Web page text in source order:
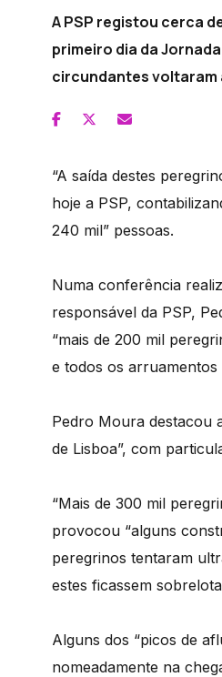
A PSP registou cerca
primeiro dia da
circundantes voltaram
“A saída destes
hoje a PSP,
240 mil” pessoas.
Numa conferência
responsável da PSP,
“mais de 200 mil
e todos os arruamentos
Pedro Moura destacou
de Lisboa”, com
“Mais de 300 mil
provocou “alguns
peregrinos tentaram
estes ficassem
Alguns dos “picos de
nomeadamente na